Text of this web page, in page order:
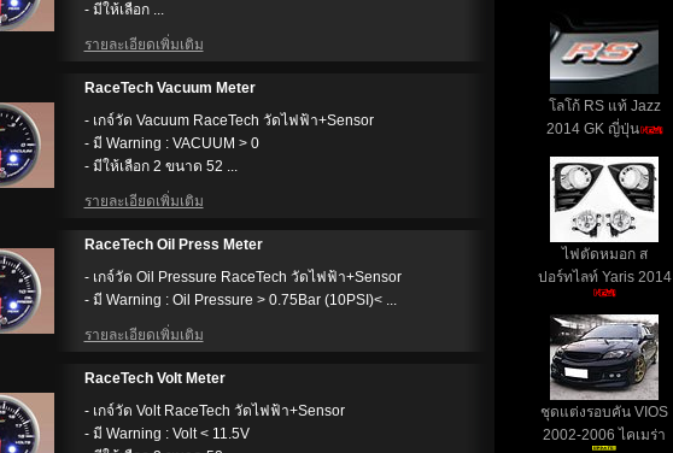
- มีให้เลือก ...
รายละเอียดเพิ่มเติม
RaceTech Vacuum Meter
- เกจ์วัด Vacuum RaceTech วัดไฟฟ้า+Sensor
- มี Warning : VACUUM > 0
- มีให้เลือก 2 ขนาด 52 ...
รายละเอียดเพิ่มเติม
RaceTech Oil Press Meter
- เกจ์วัด Oil Pressure RaceTech วัดไฟฟ้า+Sensor
- มี Warning : Oil Pressure > 0.75Bar (10PSI)< ...
รายละเอียดเพิ่มเติม
RaceTech Volt Meter
- เกจ์วัด Volt RaceTech วัดไฟฟ้า+Sensor
- มี Warning : Volt < 11.5V
ลโก้ RS แท้ Jazz
2014 GK ญี่ปุ่น
ไฟตัดหมอก ส
ปอร์ทไลท์ Yaris 2014
ชุดแต่งรอบคัน VIOS
2002-2006 ไคเมร่า